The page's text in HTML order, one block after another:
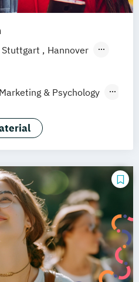
Stuttgart
Hannover
Main
Marketing & Psychology